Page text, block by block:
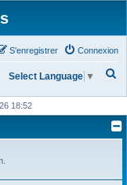
Connexion
S’enregistrer
h
Select Language ▼
18:52